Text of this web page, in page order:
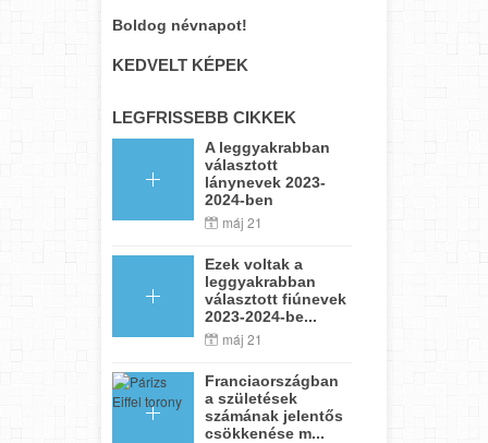
Boldog névnapot!
KEDVELT KÉPEK
LEGFRISSEBB CIKKEK
A leggyakrabban
választott
lánynevek 2023-
2024-ben
máj 21
Ezek voltak a
leggyakrabban
választott fiúnevek
2023-2024-be...
máj 21
Franciaországban
a születések
számának jelentős
csökkenése m...